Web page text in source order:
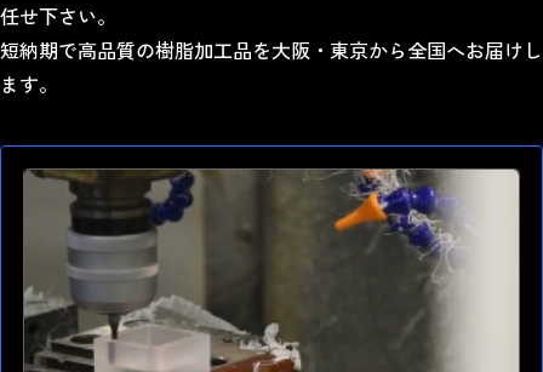
任せ下さい。
短納期で高品質の樹脂加工品を大阪・東京から全国へお届けし
ます。